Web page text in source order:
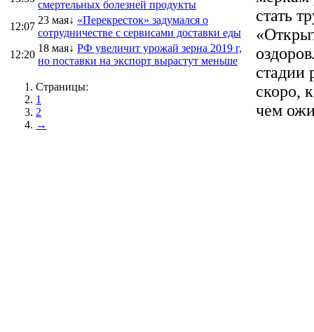
смертельных болезней продукты
12:07
23 мая↓ «Перекресток» задумался о
сотрудничестве с сервисами доставки еды
12:20
18 мая↓ РФ увеличит урожай зерна 2019 г,
но поставки на экспорт вырастут меньше
Страницы:
1
2
→
стать
стадии
скоро,
чем